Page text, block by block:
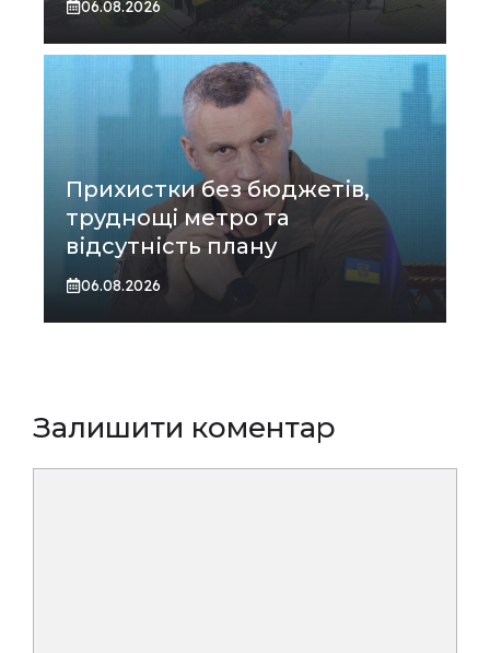
06.08.2026
Прихистки без бюджетів,
труднощі метро та
відсутність плану
06.08.2026
Залишити коментар